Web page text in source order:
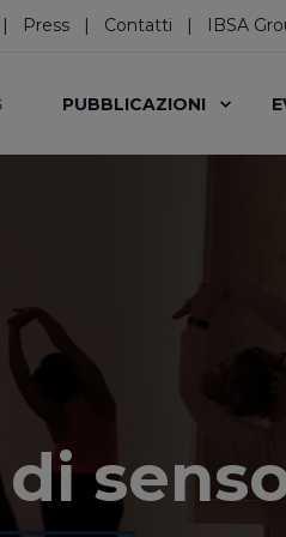
Press Contatti IBSA
PUBBLICAZIONI